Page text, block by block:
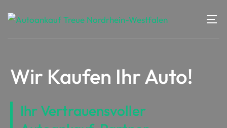
Wir Kaufen Ihr Auto!
Ihr Vertrauensvoller